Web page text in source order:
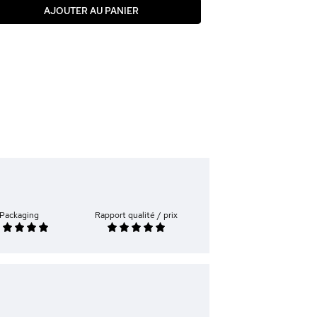
AJOUTER AU PANIER
Packaging Rapport qualité / prix